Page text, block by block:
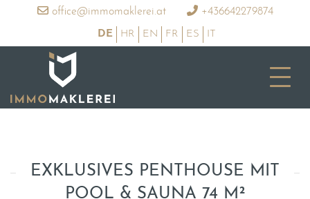
office@immomaklerei.at +436642279874
DE HR EN FR ES IT
EXKLUSIVES PENTHOUSE MIT
POOL & SAUNA 74 M²